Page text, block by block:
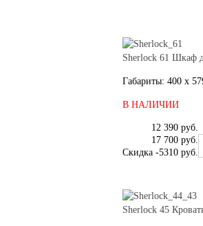
Sherlock 61 Шкаф
Габариты: 400 x
В НАЛИЧИИ
12 390 руб.
17 700 руб.
Скидка -5310 руб.
Sherlock 45